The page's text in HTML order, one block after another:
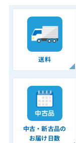
送料
中古・新古品の
お届け日数